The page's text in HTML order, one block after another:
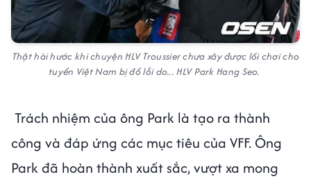
Thật hài hước khi chuyện HLV Troussier chưa xây được lối chơi cho
tuyển Việt Nam bị đổ lỗi do... HLV Park Hang Seo.
Trách nhiệm của ông Park là tạo ra thành
công và đáp ứng các mục tiêu của VFF. Ông
Park đã hoàn thành xuất sắc, vượt xa mong